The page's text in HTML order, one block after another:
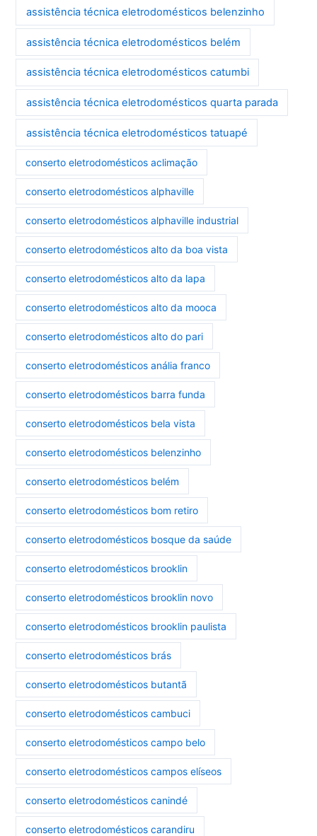
assistência técnica eletrodomésticos belenzinho
assistência técnica eletrodomésticos belém
assistência técnica eletrodomésticos catumbi
assistência técnica eletrodomésticos quarta parada
assistência técnica eletrodomésticos tatuapé
conserto eletrodomésticos aclimação
conserto eletrodomésticos alphaville
conserto eletrodomésticos alphaville industrial
conserto eletrodomésticos alto da boa vista
conserto eletrodomésticos alto da lapa
conserto eletrodomésticos alto da mooca
conserto eletrodomésticos alto do pari
conserto eletrodomésticos anália franco
conserto eletrodomésticos barra funda
conserto eletrodomésticos bela vista
conserto eletrodomésticos belenzinho
conserto eletrodomésticos belém
conserto eletrodomésticos bom retiro
conserto eletrodomésticos bosque da saúde
conserto eletrodomésticos brooklin
conserto eletrodomésticos brooklin novo
conserto eletrodomésticos brooklin paulista
conserto eletrodomésticos brás
conserto eletrodomésticos butantã
conserto eletrodomésticos cambuci
conserto eletrodomésticos campo belo
conserto eletrodomésticos campos elíseos
conserto eletrodomésticos canindé
conserto eletrodomésticos carandiru